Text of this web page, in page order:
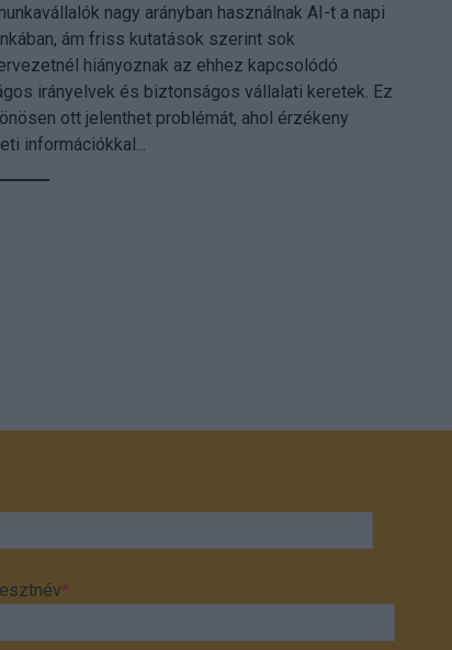
nagy arányban használnak AI-t a napi
ám friss kutatások szerint sok
hiányoznak az ehhez kapcsolódó
irányelvek és biztonságos vállalati keretek. Ez
ott jelenthet problémát, ahol érzékeny
információkkal...
*